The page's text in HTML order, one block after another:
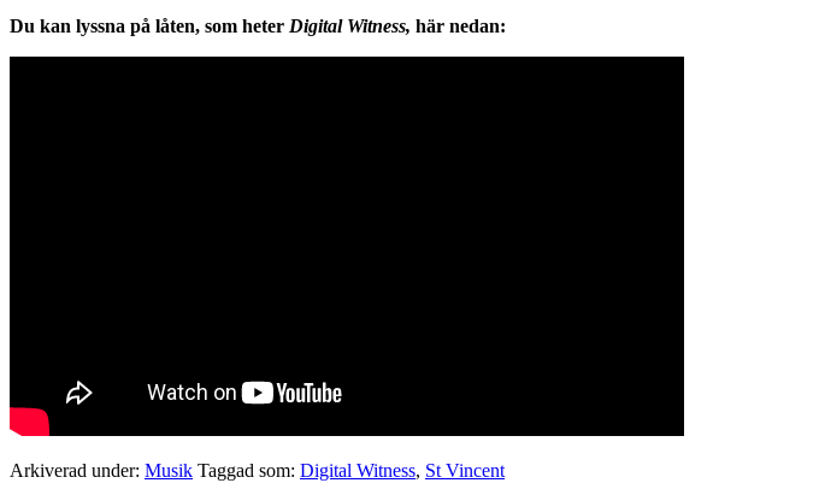
Du kan lyssna på låten, som heter Digital Witness, här nedan:
Arkiverad under: Musik Taggad som: Digital Witness, St Vincent